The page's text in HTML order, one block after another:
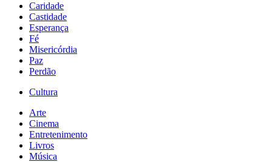
Caridade
Castidade
Esperança
Fé
Misericórdia
Paz
Perdão
Cultura
Arte
Cinema
Entretenimento
Livros
Música